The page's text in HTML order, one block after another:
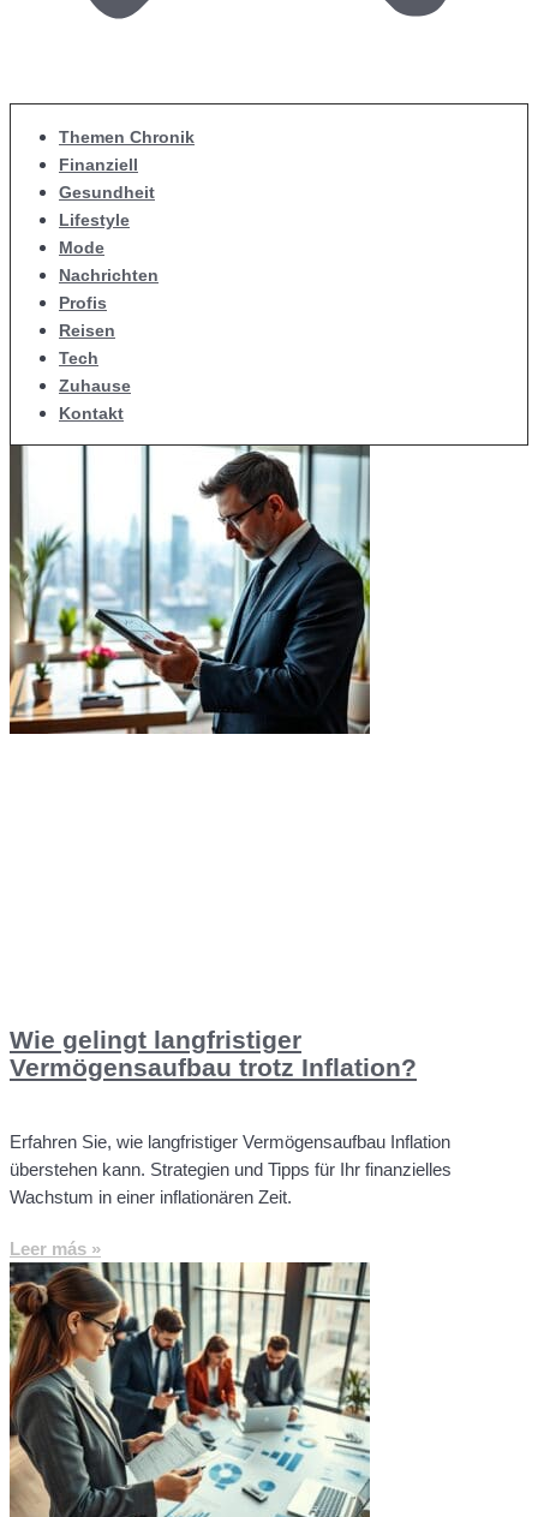
Themen Chronik
Finanziell
Gesundheit
Lifestyle
Mode
Nachrichten
Profis
Reisen
Tech
Zuhause
Kontakt
Wie gelingt langfristiger
Vermögensaufbau trotz Inflation?
Erfahren Sie, wie langfristiger Vermögensaufbau Inflation
überstehen kann. Strategien und Tipps für Ihr finanzielles
Wachstum in einer inflationären Zeit.
Leer más »